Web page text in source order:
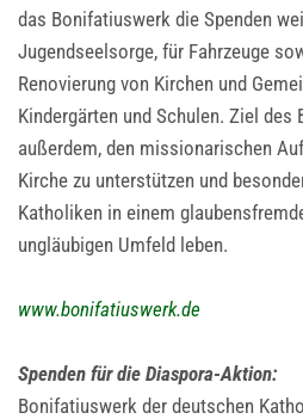
das Bonifatiuswerk die Spenden
Jugendseelsorge, für Fahrzeuge
Renovierung von Kirchen und
Kindergärten und Schulen. Ziel
außerdem, den missionarischen
Kirche zu unterstützen und
Katholiken in einem
ungläubigen Umfeld leben.
www.bonifatiuswerk.de
Spenden für die Diaspora-Aktion:
Bonifatiuswerk der deutschen